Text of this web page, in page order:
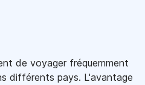
de voyager fréquemment
différents pays. L'avantage